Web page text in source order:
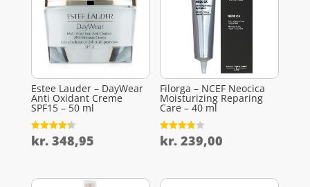
Estee Lauder – DayWear
Anti Oxidant Creme
SPF15 – 50 ml
Vurderet
4.3
kr.348,95
Filorga – NCEF Neocica
Moisturizing Reparing
Care – 40 ml
Vurderet
3.8
kr. 239,00